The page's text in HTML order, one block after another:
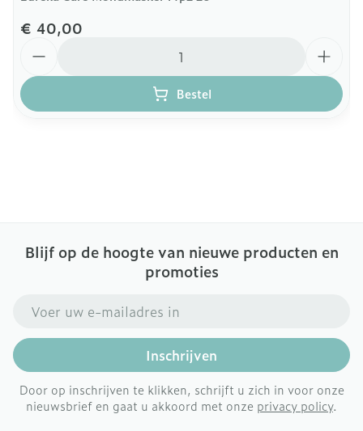
€ 40,00
Bestel
Blijf op de hoogte van nieuwe producten en
promoties
Inschrijven
Door op inschrijven te klikken, schrijft u zich in voor onze
nieuwsbrief en gaat u akkoord met onze privacy policy.